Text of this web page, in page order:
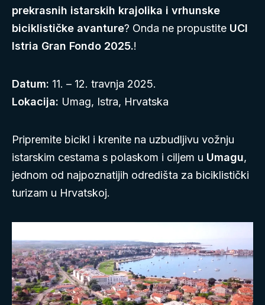
prekrasnih istarskih krajolika i vrhunske
biciklističke avanture? Onda ne propustite UCI
Istria Gran Fondo 2025.!
Datum: 11. – 12. travnja 2025.
Lokacija: Umag, Istra, Hrvatska
Pripremite bicikl i krenite na uzbudljivu vožnju
istarskim cestama s polaskom i ciljem u Umagu,
jednom od najpoznatijih odredišta za biciklistički
turizam u Hrvatskoj.